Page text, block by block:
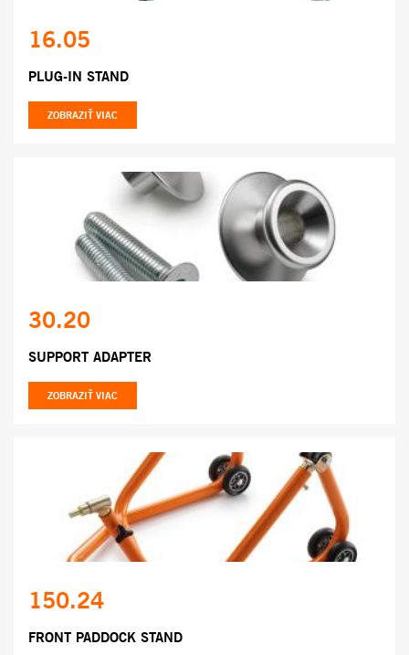
16.05
PLUG-IN STAND
ZOBRAZIŤ VIAC
30.20
SUPPORT ADAPTER
ZOBRAZIŤ VIAC
150.24
FRONT PADDOCK STAND